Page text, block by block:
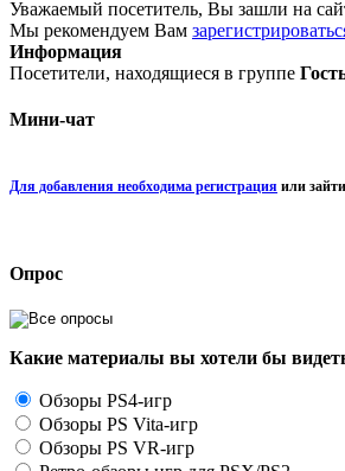
Уважаемый посетитель, Вы зашли на
Мы рекомендуем Вам
Информация
Посетители, находящиеся в группе
Мини-чат
Для добавления необходима регистрация или
Опрос
Какие материалы вы хотели бы
Обзоры PS4-игр
Обзоры PS Vita-игр
Обзоры PS VR-игр